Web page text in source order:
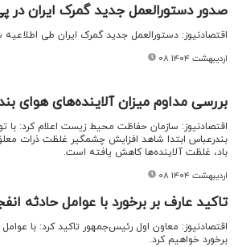
صدور دستورالعمل جدید گمرک ایران در
اقتصادنیوز: دستورالعمل جدید گمرک ایران طی
۰۸ اردیبهشت ۱۴۰۴
بررسی مداوم میزان آلاینده‌های هوای
اقتصادنیوز: سازمان حفاظت محیط زیست اعلام کرد:
بندرعباس ابتدا شاهد افزایش چشمگیر غلظت ذرات
باد، غلظت آلاینده‌ها کاهش یافته است.
۰۸ اردیبهشت ۱۴۰۴
تاکید عارف بر برخورد با عوامل حادثه
اقتصادنیوز: معاون اول رئیس‌جمهور تاکید کرد: با
برخورد خواهیم کرد.